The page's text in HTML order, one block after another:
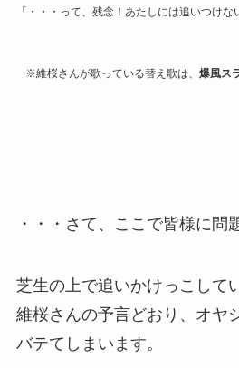
「・・・って、残念！あたしには追いつけな
※維桜さんが歌っている替え歌は、爆風ス
・・・さて、ここで皆様に問
芝生の上で追いかけっこして
維桜さんの予言どおり、オヤ
バテてしまいます。